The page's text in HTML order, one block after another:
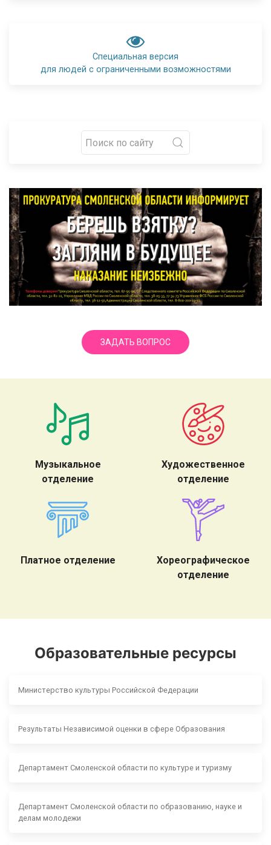
Специальная версия
для людей с ограниченными возможностями
ЗАДАТЬ ВОПРОС
Музыкальное
отделение
Художественное
отделение
Платное отделение
Хореографическое
отделение
Образовательные ресурсы
Министерство культуры Российской Федерации
Результаты Независимой оценки в сфере Образования
Департамент Смоленской области по культуре и туризму
Департамент Смоленской области по образованию, науке и
делам молодежи